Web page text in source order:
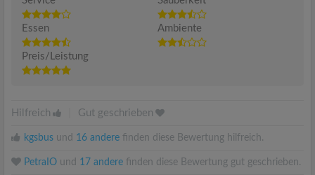
Essen Ambiente
Preis/Leistung
Hilfreich Gut geschrieben
kgsbus und 16 andere finden diese Bewertung hilfreich.
PetraIO und 17 andere finden diese Bewertung gut geschrieben.